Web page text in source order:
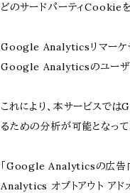
どのサードパーティCookie
Google Analyticsリマーケ
Google Analyticsのユーザー
これにより、本サービスで
るための分析が可能となって
「Google Analyticsの広告
Analytics オプトアウト アド